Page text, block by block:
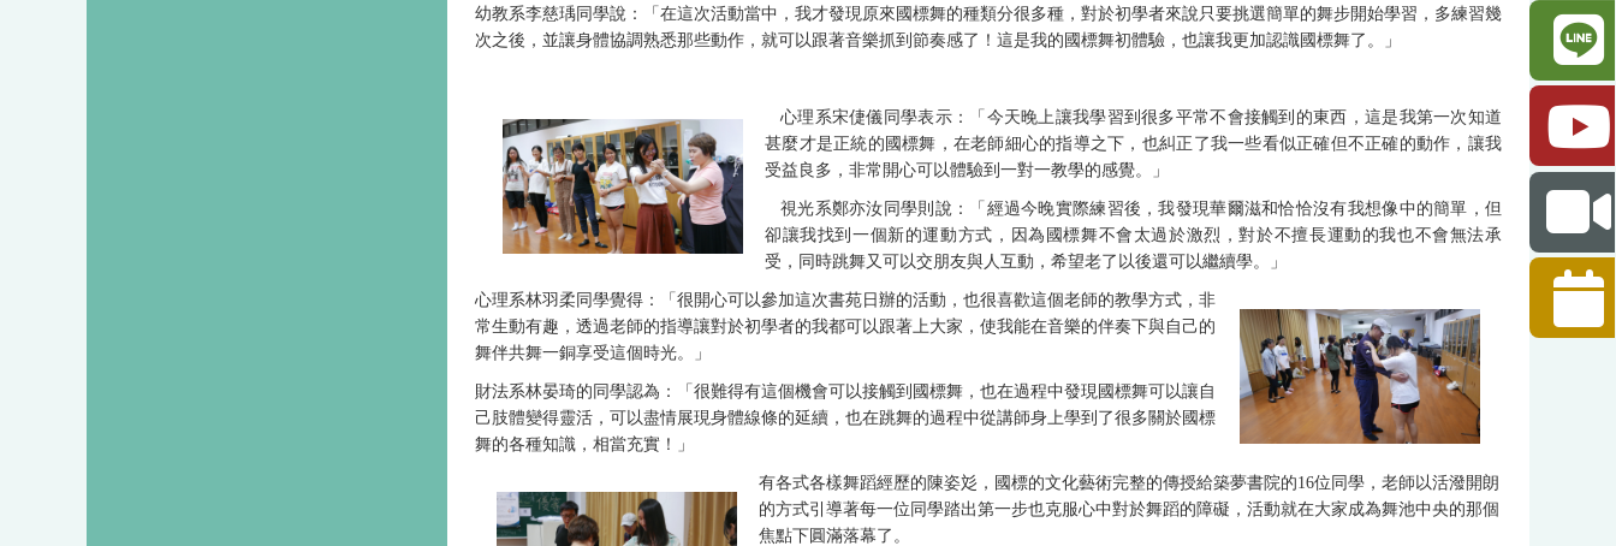
幼教系李慈瑀同學說：「在這次活動當中，我才發現原來國標舞的種類分很多種，對於初學者來說只要挑選簡單的舞步開始學習，多練習幾
次之後，並讓身體協調熟悉那些動作，就可以跟著音樂抓到節奏感了！這是我的國標舞初體驗，也讓我更加認識國標舞了。」
心理系宋倢儀同學表示：「今天晚上讓我學習到很多平常不會接觸到的東西，這是我第一次知道
甚麼才是正統的國標舞，在老師細心的指導之下，也糾正了我一些看似正確但不正確的動作，讓我
受益良多，非常開心可以體驗到一對一教學的感覺。」
視光系鄭亦汝同學則說：「經過今晚實際練習後，我發現華爾滋和恰恰沒有我想像中的簡單，但
卻讓我找到一個新的運動方式，因為國標舞不會太過於激烈，對於不擅長運動的我也不會無法承
受，同時跳舞又可以交朋友與人互動，希望老了以後還可以繼續學。」
心理系林羽柔同學覺得：「很開心可以參加這次書苑日辦的活動，也很喜歡這個老師的教學方式，非
常生動有趣，透過老師的指導讓對於初學者的我都可以跟著上大家，使我能在音樂的伴奏下與自己的
舞伴共舞一銅享受這個時光。」
財法系林晏琦的同學認為：「很難得有這個機會可以接觸到國標舞，也在過程中發現國標舞可以讓自
己肢體變得靈活，可以盡情展現身體線條的延續，也在跳舞的過程中從講師身上學到了很多關於國標
舞的各種知識，相當充實！」
有各式各樣舞蹈經歷的陳姿彣，國標的文化藝術完整的傳授給築夢書院的16位同學，老師以活潑開朗
的方式引導著每一位同學踏出第一步也克服心中對於舞蹈的障礙，活動就在大家成為舞池中央的那個
焦點下圓滿落幕了。